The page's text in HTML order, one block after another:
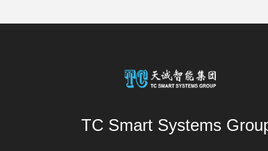
TC Smart Systems